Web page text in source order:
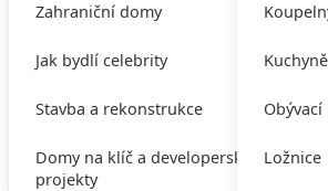
Zahraniční domy
Jak bydlí celebrity
Stavba a rekonstrukce
Domy na klíč a developerské
projekty
Kuchyně
Ložnice